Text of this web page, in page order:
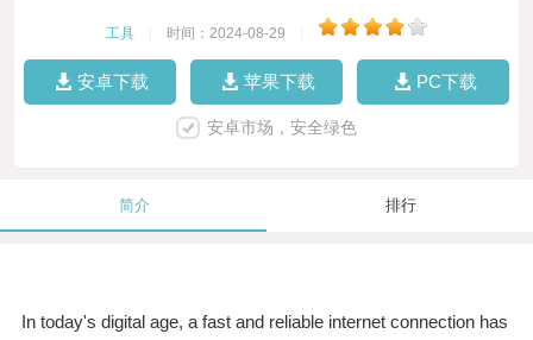
工具 时间：2024-08-29
安卓下载 苹果下载 PC下载
安卓市场，安全绿色
简介 排行
In today's digital age, a fast and reliable internet connection has